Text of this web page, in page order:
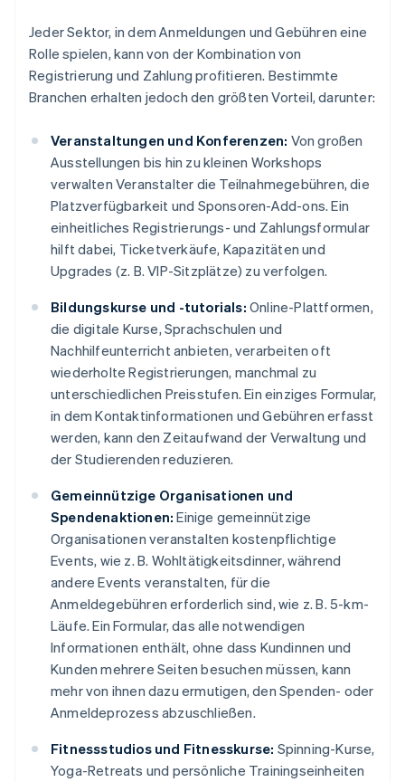
Jeder Sektor, in dem Anmeldungen und Gebühren eine
Rolle spielen, kann von der Kombination von
Registrierung und Zahlung profitieren. Bestimmte
Branchen erhalten jedoch den größten Vorteil, darunter:
Veranstaltungen und Konferenzen: Von großen
Ausstellungen bis hin zu kleinen Workshops
verwalten Veranstalter die Teilnahmegebühren, die
Platzverfügbarkeit und Sponsoren-Add-ons. Ein
einheitliches Registrierungs- und Zahlungsformular
hilft dabei, Ticketverkäufe, Kapazitäten und
Upgrades (z. B. VIP-Sitzplätze) zu verfolgen.
Bildungskurse und -tutorials: Online-Plattformen,
die digitale Kurse, Sprachschulen und
Nachhilfeunterricht anbieten, verarbeiten oft
wiederholte Registrierungen, manchmal zu
unterschiedlichen Preisstufen. Ein einziges Formular,
in dem Kontaktinformationen und Gebühren erfasst
werden, kann den Zeitaufwand der Verwaltung und
der Studierenden reduzieren.
Gemeinnützige Organisationen und
Spendenaktionen: Einige gemeinnützige
Organisationen veranstalten kostenpflichtige
Events, wie z. B. Wohltätigkeitsdinner, während
andere Events veranstalten, für die
Anmeldegebühren erforderlich sind, wie z. B. 5-km-
Läufe. Ein Formular, das alle notwendigen
Informationen enthält, ohne dass Kundinnen und
Kunden mehrere Seiten besuchen müssen, kann
mehr von ihnen dazu ermutigen, den Spenden- oder
Anmeldeprozess abzuschließen.
Fitnessstudios und Fitnesskurse: Spinning-Kurse,
Yoga-Retreats und persönliche Trainingseinheiten